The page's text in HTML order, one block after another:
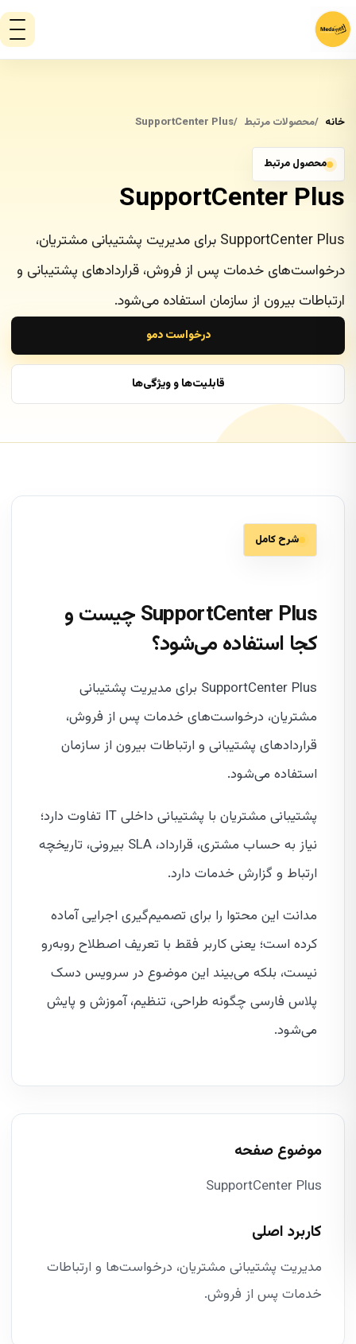
خانه محصولات مرتبط SupportCenter Plus
محصول مرتبط
SupportCenter Plus
SupportCenter Plus برای مدیریت پشتیبانی مشتریان،
درخواست‌های خدمات پس از فروش، قراردادهای پشتیبانی و
ارتباطات بیرون از سازمان استفاده می‌شود.
درخواست دمو
قابلیت‌ها و ویژگی‌ها
شرح کامل
SupportCenter Plus چیست و
کجا استفاده می‌شود؟
SupportCenter Plus برای مدیریت پشتیبانی
مشتریان، درخواست‌های خدمات پس از فروش،
قراردادهای پشتیبانی و ارتباطات بیرون از سازمان
استفاده می‌شود.
پشتیبانی مشتریان با پشتیبانی داخلی IT تفاوت دارد؛
نیاز به حساب مشتری، قرارداد، SLA بیرونی، تاریخچه
ارتباط و گزارش خدمات دارد.
مدانت این محتوا را برای تصمیم‌گیری اجرایی آماده
کرده است؛ یعنی کاربر فقط با تعریف اصطلاح روبه‌رو
نیست، بلکه می‌بیند این موضوع در سرویس دسک
پلاس فارسی چگونه طراحی، تنظیم، آموزش و پایش
می‌شود.
موضوع صفحه
SupportCenter Plus
کاربرد اصلی
مدیریت پشتیبانی مشتریان، درخواست‌ها و ارتباطات
خدمات پس از فروش.